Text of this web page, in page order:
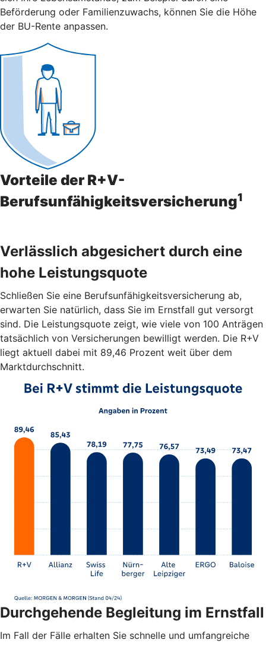
Beförderung oder Familienzuwachs, können Sie die Höhe
der BU-Rente anpassen.
Vorteile der R+V-
Berufsunfähigkeitsversicherung1
Verlässlich abgesichert durch eine
hohe Leistungsquote
Schließen Sie eine Berufsunfähigkeitsversicherung ab,
erwarten Sie natürlich, dass Sie im Ernstfall gut versorgt
sind. Die Leistungsquote zeigt, wie viele von 100 Anträgen
tatsächlich von Versicherungen bewilligt werden. Die R+V
liegt aktuell dabei mit 89,46 Prozent weit über dem
Marktdurchschnitt.
Durchgehende Begleitung im Ernstfall
Im Fall der Fälle erhalten Sie schnelle und umfangreiche